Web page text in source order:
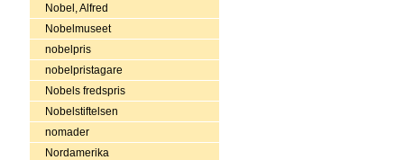
Nobel, Alfred
Nobelmuseet
nobelpris
nobelpristagare
Nobels fredspris
Nobelstiftelsen
nomader
Nordamerika